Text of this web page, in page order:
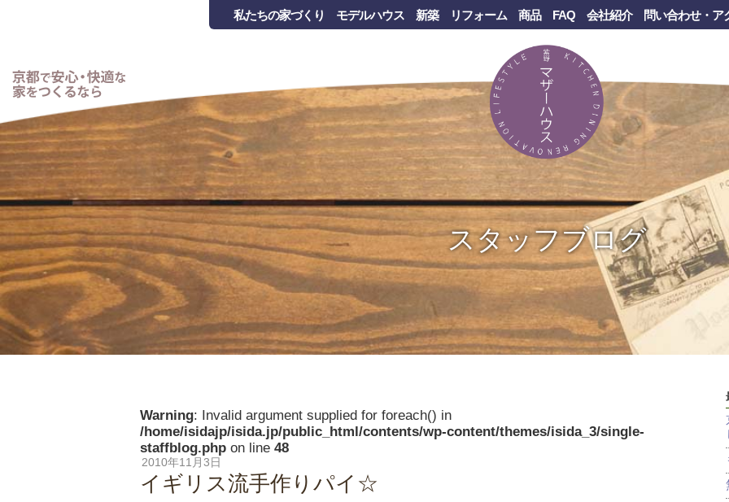
私たちの家づくり モデルハウス 新築 リフォーム 商品 FAQ 会社紹介 問い合わせ・ア
スタッフブログ
Warning: Invalid argument supplied for foreach() in
/home/isidajp/isida.jp/public_html/contents/wp-content/themes/isida_3/single-
staffblog.php on line 48
2010年11月3日
イギリス流手作りパイ☆